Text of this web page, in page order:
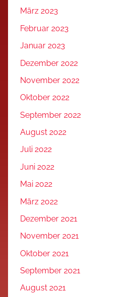
März 2023
Februar 2023
Januar 2023
Dezember 2022
November 2022
Oktober 2022
September 2022
August 2022
Juli 2022
Juni 2022
Mai 2022
März 2022
Dezember 2021
November 2021
Oktober 2021
September 2021
August 2021